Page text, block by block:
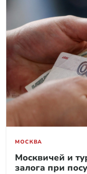
МОСКВА
Москвичей и
залога при